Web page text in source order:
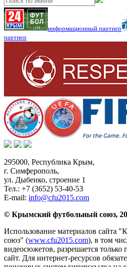
информационный партнер
партнер
295000, Республика Крым,
г. Симферополь,
ул. Дыбенко, строение 1
Тел.: +7 (3652) 53-40-53
E-mail: info@cfu2015.com
© Крымский футбольный союз,
Использование материалов сайта
союз" (www.cfu2015.com), в том
видеосюжетов, разрешается
сайт. Для интернет-ресурсов